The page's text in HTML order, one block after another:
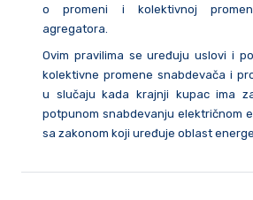
o promeni i kolektivnoj
agregatora.
Ovim pravilima se uređuju uslovi i
kolektivne promene snabdevača i
u slučaju kada krajnji kupac ima
potpunom snabdevanju električnom
sa zakonom koji uređuje oblast